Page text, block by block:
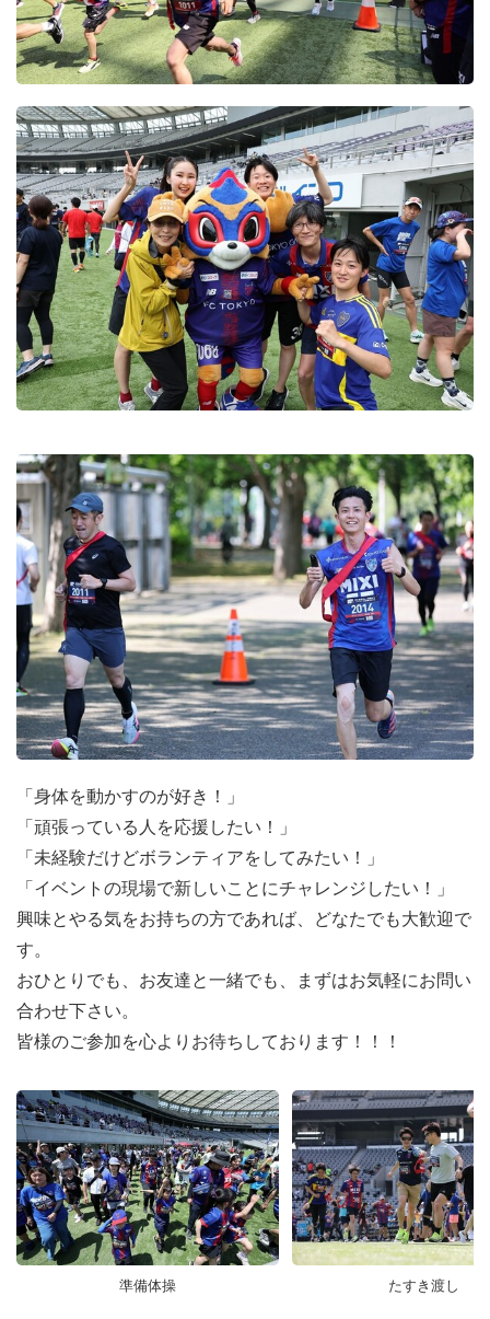
「身体を動かすのが好き！」
「頑張っている人を応援したい！」
「未経験だけどボランティアをしてみたい！」
「イベントの現場で新しいことにチャレンジしたい！」
興味とやる気をお持ちの方であれば、どなたでも大歓迎で
す。
おひとりでも、お友達と一緒でも、まずはお気軽にお問い
合わせ下さい。
皆様のご参加を心よりお待ちしております！！！
準備体操 たすき渡し